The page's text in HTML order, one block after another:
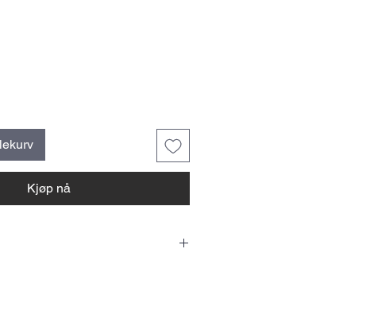
Kjøp nå